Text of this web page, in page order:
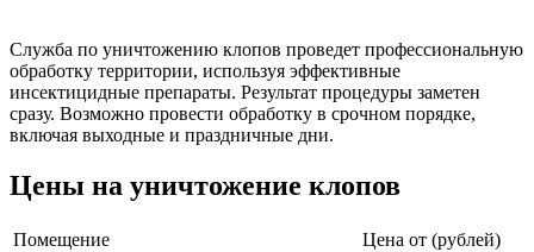
Служба по уничтожению клопов проведет профессиональную
обработку территории, используя эффективные
инсектицидные препараты. Результат процедуры заметен
сразу. Возможно провести обработку в срочном порядке,
включая выходные и праздничные дни.
Цены на уничтожение клопов
Помещение
Цена от (рублей)